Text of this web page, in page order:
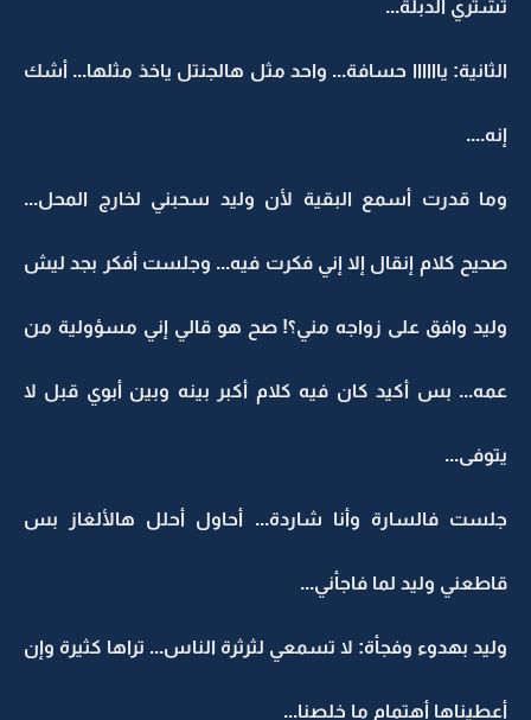
تشتري الدبلة...
الثانية: ياااااا حسافة... واحد مثل هالجنتل ياخذ مثلها... أشك
إنه....
وما قدرت أسمع البقية لأن وليد سحبني لخارج المحل...
صحيح كلام إنقال إلا إني فكرت فيه... وجلست أفكر بجد ليش
وليد وافق على زواجه مني؟! صح هو قالي إني مسؤولية من
عمه... بس أكيد كان فيه كلام أكبر بينه وبين أبوي قبل لا
يتوفى...
جلست فالسارة وأنا شاردة... أحاول أحلل هالألغاز بس
قاطعني وليد لما فاجأني...
وليد بهدوء وفجأة: لا تسمعي لثرثرة الناس... تراها كثيرة وإن
أعطيناها أهتمام ما خلصنا...